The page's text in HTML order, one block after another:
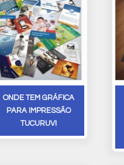
ONDE TEM GRÁFICA
PARA IMPRESSÃO
TUCURUVI